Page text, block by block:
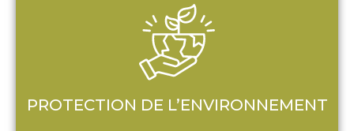
PROTECTION DE L’ENVIRONNEMENT